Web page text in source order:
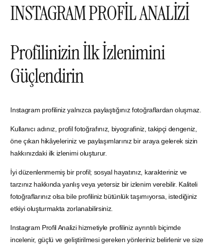
INSTAGRAM PROFİL ANALİZİ
Profilinizin İlk İzlenimini
Güçlendirin
Instagram profiliniz yalnızca paylaştığınız fotoğraflardan oluşmaz.
Kullanıcı adınız, profil fotoğrafınız, biyografiniz, takipçi dengeniz,
öne çıkan hikâyeleriniz ve paylaşımlarınız bir araya gelerek sizin
hakkınızdaki ilk izlenimi oluşturur.
İyi düzenlenmemiş bir profil; sosyal hayatınız, karakteriniz ve
tarzınız hakkında yanlış veya yetersiz bir izlenim verebilir. Kaliteli
fotoğraflarınız olsa bile profiliniz bütünlük taşımıyorsa, istediğiniz
etkiyi oluşturmakta zorlanabilirsiniz.
Instagram Profil Analizi hizmetiyle profiliniz ayrıntılı biçimde
incelenir, güçlü ve geliştirilmesi gereken yönleriniz belirlenir ve size